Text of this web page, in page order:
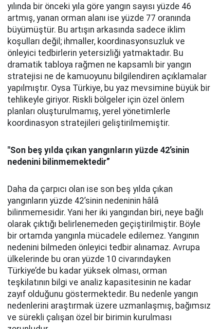
yılında bir önceki yıla göre yangın sayısı yüzde 46
artmış, yanan orman alanı ise yüzde 77 oranında
büyümüştür. Bu artışın arkasında sadece iklim
koşulları değil; ihmaller, koordinasyonsuzluk ve
önleyici tedbirlerin yetersizliği yatmaktadır. Bu
dramatik tabloya rağmen ne kapsamlı bir yangın
stratejisi ne de kamuoyunu bilgilendiren açıklamalar
yapılmıştır. Oysa Türkiye, bu yaz mevsimine büyük bir
tehlikeyle giriyor. Riskli bölgeler için özel önlem
planları oluşturulmamış, yerel yönetimlerle
koordinasyon stratejileri geliştirilmemiştir.
"Son beş yılda çıkan yangınların yüzde 42’sinin
nedenini bilinmemektedir”
Daha da çarpıcı olan ise son beş yılda çıkan
yangınların yüzde 42’sinin nedeninin hâlâ
bilinmemesidir. Yani her iki yangından biri, neye bağlı
olarak çıktığı belirlenemeden geçiştirilmiştir. Böyle
bir ortamda yangınla mücadele edilemez. Yangının
nedenini bilmeden önleyici tedbir alınamaz. Avrupa
ülkelerinde bu oran yüzde 10 civarındayken
Türkiye’de bu kadar yüksek olması, orman
teşkilatının bilgi ve analiz kapasitesinin ne kadar
zayıf olduğunu göstermektedir. Bu nedenle yangın
nedenlerini araştırmak üzere uzmanlaşmış, bağımsız
ve sürekli çalışan özel bir birimin kurulması